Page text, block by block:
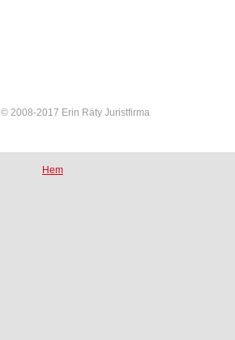
2008-2017 Erin Räty Juristfirma
Hem